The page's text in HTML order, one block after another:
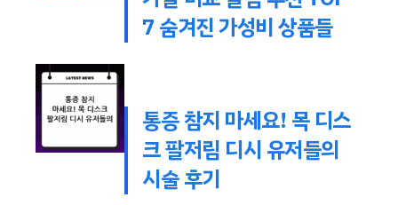
7 숨겨진 가성비 상품들
통증 참지 마세요! 목 디스
크 팔저림 디시 유저들의
시술 후기